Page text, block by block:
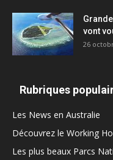
vont
26
Rubriques
Les News en Australie
Découvrez le Working
Les plus beaux Parcs